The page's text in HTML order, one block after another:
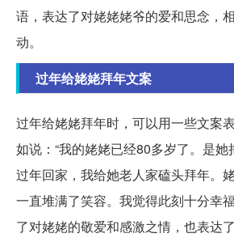
语，表达了对姥姥姥爷的爱和思念，
动。
过年给姥姥拜年文案
过年给姥姥拜年时，可以用一些文案
如说：“我的姥姥已经80多岁了。是
过年回家，我给她老人家磕头拜年。
一直堆满了笑容。我觉得此刻十分幸
了对姥姥的敬爱和感激之情，也表达